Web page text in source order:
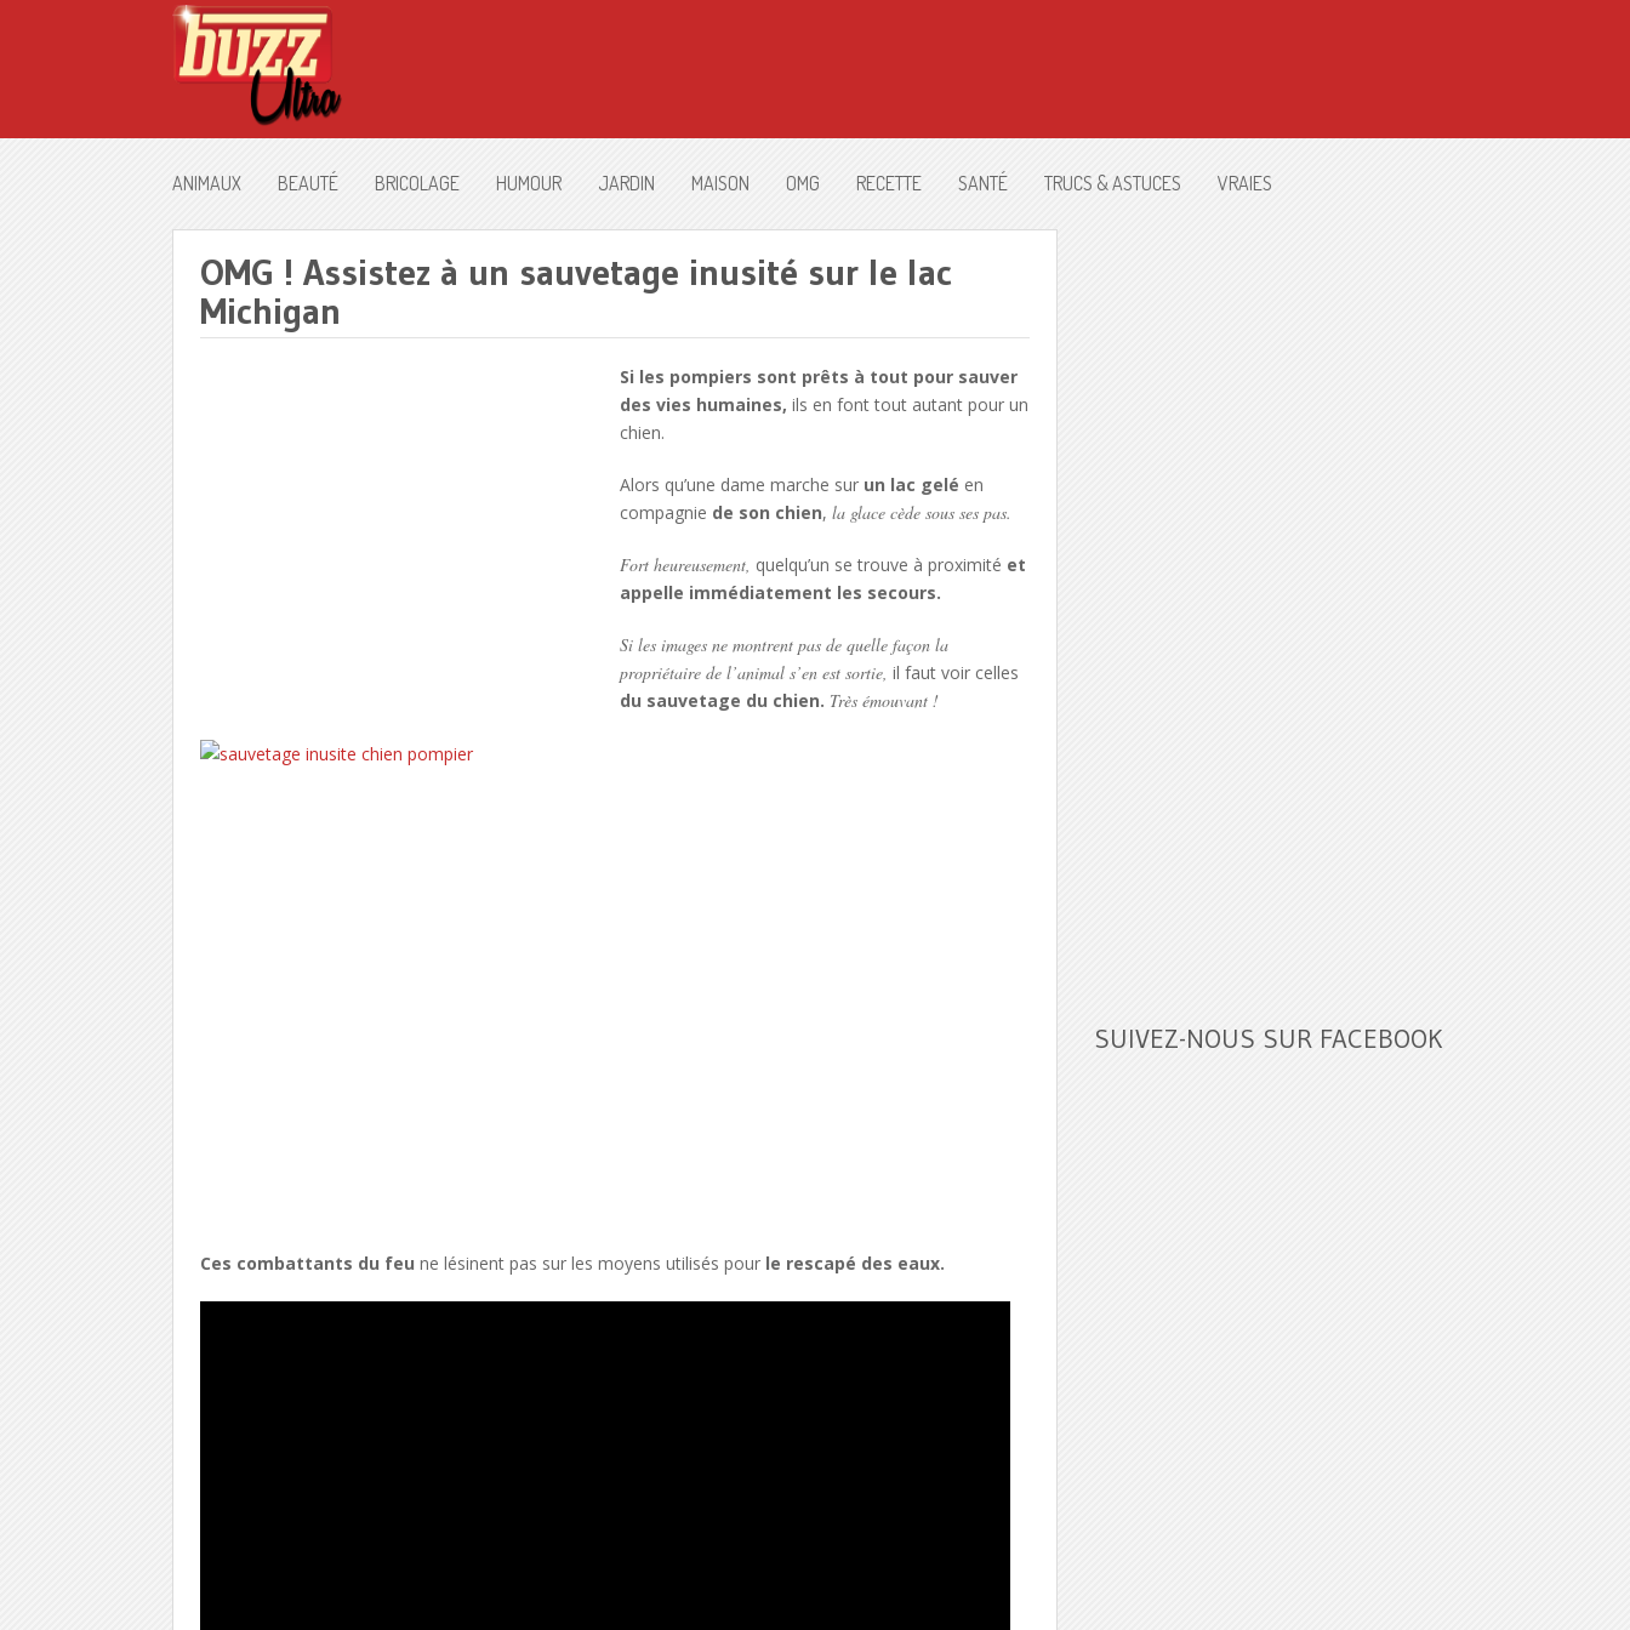
ANIMAUX BEAUTÉ BRICOLAGE HUMOUR JARDIN MAISON OMG RECETTE SANTÉ TRUCS & ASTUCES VRAIES
OMG ! Assistez à un sauvetage inusité sur le lac
Michigan
Si les pompiers sont prêts à tout pour sauver
des vies humaines, ils en font tout autant pour un
chien.
Alors qu’une dame marche sur un lac gelé en
compagnie de son chien, la glace cède sous ses pas.
Fort heureusement, quelqu’un se trouve à proximité et
appelle immédiatement les secours.
Si les images ne montrent pas de quelle façon la
propriétaire de l’animal s’en est sortie, il faut voir celles
du sauvetage du chien. Très émouvant !
Ces combattants du feu ne lésinent pas sur les moyens utilisés pour le rescapé des eaux.
SUIVEZ-NOUS SUR FACEBOOK